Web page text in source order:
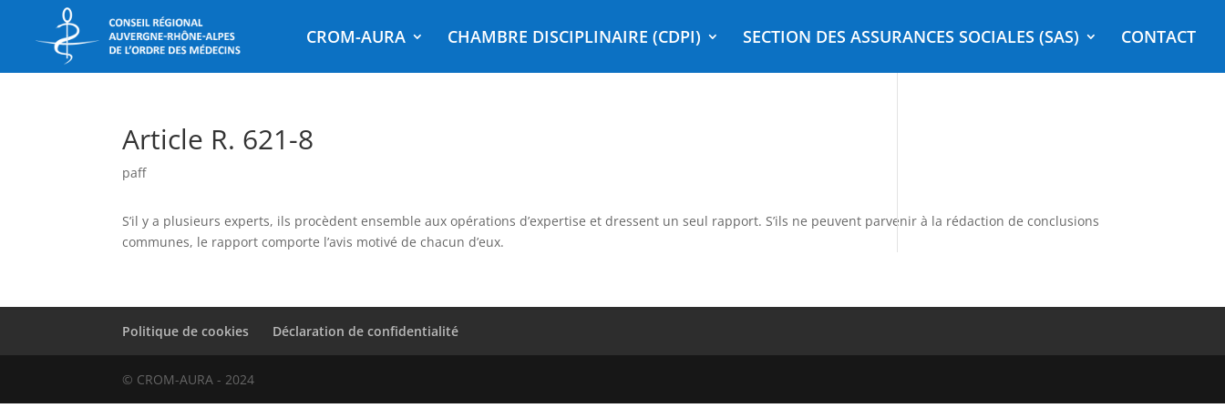
CROM-AURA CHAMBRE DISCIPLINAIRE (CDPI) SECTION DES ASSURANCES SOCIALES (SAS) CONTACT
Article R. 621-8
paff
S’il y a plusieurs experts, ils procèdent ensemble aux opérations d’expertise et dressent un seul rapport. S’ils ne peuvent parvenir à la rédaction de conclusions
communes, le rapport comporte l’avis motivé de chacun d’eux.
Politique de cookies Déclaration de confidentialité
© CROM-AURA - 2024